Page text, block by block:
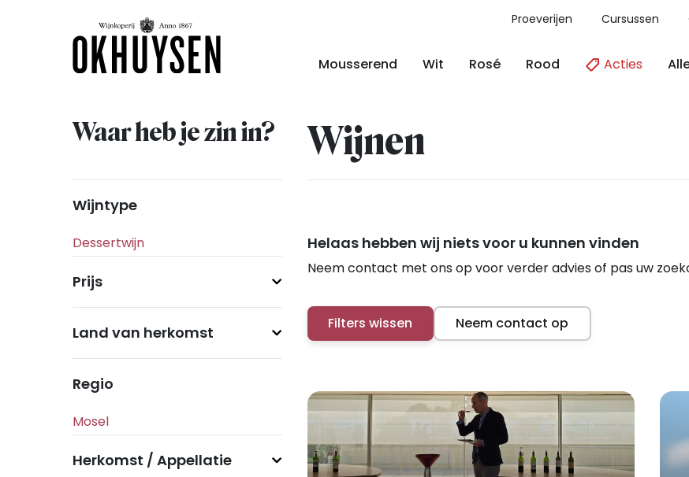
Proeverijen Cursussen
Mousserend Wit Rosé Rood Acties
Waar heb je zin in? Wijnen
Wijntype
Prijs
Land van herkomst
Regio
Herkomst / Appellatie
Helaas hebben wij niets voor u kunnen vinden
Neem contact met ons op voor verder advies of pas uw
Filters wissen Neem contact op